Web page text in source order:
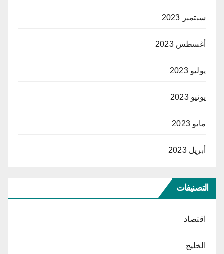
سبتمبر 2023
أغسطس 2023
يوليو 2023
يونيو 2023
مايو 2023
أبريل 2023
التصنيفات
اقتصاد
الخليج